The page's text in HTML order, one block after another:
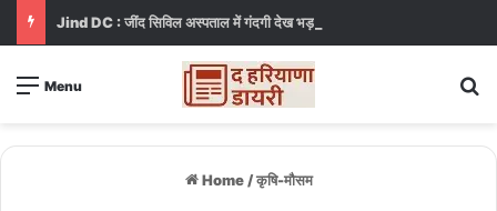
Menu
Home / कृषि-मौसम